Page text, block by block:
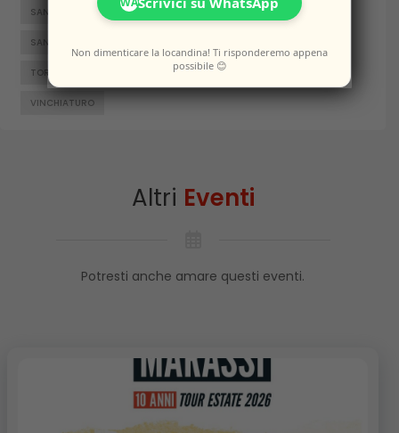
SAN GIACOMO DEGLI SCHIAVONI SAN MASSIMO
SANTA CROCE DI MAGLIANO
TORELLA DEL SANNIO TRIVENTO
VINCHIATURO
Altri Eventi
Potresti anche amare questi eventi.
Non dimenticare la locandina! Ti risponderemo appena
possibile 😊